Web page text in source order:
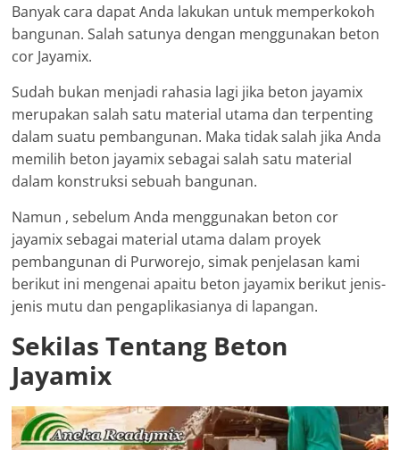
Banyak cara dapat Anda lakukan untuk memperkokoh
bangunan. Salah satunya dengan menggunakan beton
cor Jayamix.
Sudah bukan menjadi rahasia lagi jika beton jayamix
merupakan salah satu material utama dan terpenting
dalam suatu pembangunan. Maka tidak salah jika Anda
memilih beton jayamix sebagai salah satu material
dalam konstruksi sebuah bangunan.
Namun , sebelum Anda menggunakan beton cor
jayamix sebagai material utama dalam proyek
pembangunan di Purworejo, simak penjelasan kami
berikut ini mengenai apaitu beton jayamix berikut jenis-
jenis mutu dan pengaplikasianya di lapangan.
Sekilas Tentang Beton
Jayamix